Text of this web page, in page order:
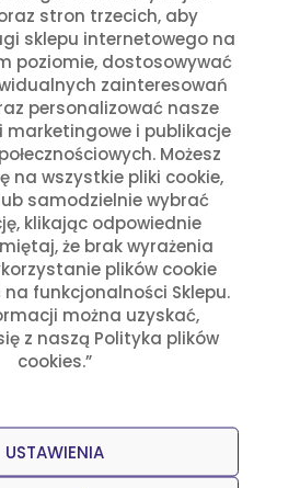
stron trzecich, aby
sklepu internetowego na
poziomie, dostosowywać
zainteresowań
personalizować nasze
marketingowe i publikacje
Możesz
na wszystkie pliki cookie,
samodzielnie wybrać
klikając odpowiednie
że brak wyrażenia
plików cookie
na funkcjonalności Sklepu.
można uzyskać,
z naszą Polityka plików
cookies.”
USTAWIENIA
Sztyler